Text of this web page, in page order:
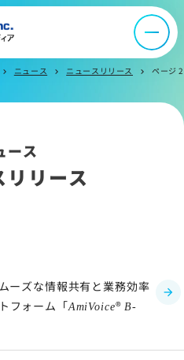
chevron_right ニュース chevron_right ニュースリリース chevron_right ページ 2
ース
リリース
ーズな情報共有と業務効率
フォーム「AmiVoice®B-